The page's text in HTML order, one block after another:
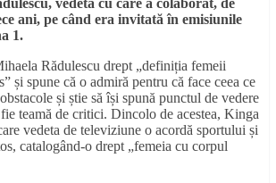
ani, pe când era invitată în emisiunile
1.
Rădulescu drept „definiția femeii
și spune că o admiră pentru că face ceea ce
și știe să își spună punctul de vedere
teamă de critici. Dincolo de acestea, Kinga
vedeta de televiziune o acordă sportului și
catalogând-o drept „femeia cu corpul